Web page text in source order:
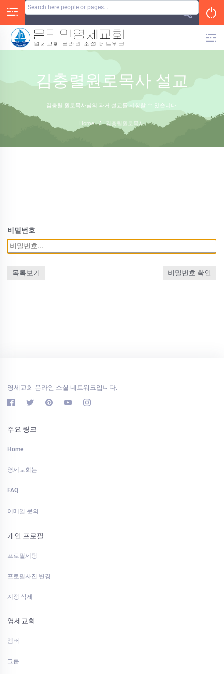
김충렬원로목사 설교
김충렬 원로목사님의 과거 설교를 시청할 수 있습니다.
Home / 김충렬원로목사
비밀번호
목록보기 비밀번호 확인
영세교회 온라인 소셜 네트워크입니다.
주요 링크
Home
영세교회는
FAQ
이메일 문의
개인 프로필
프로필세팅
프로필사진 변경
계정 삭제
영세교회
멤버
그룹